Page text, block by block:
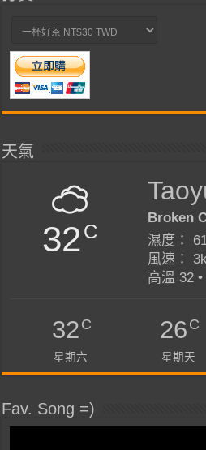
天氣
32C
Broken
濕度：
風速：
高溫 32
32C
星期六
26C
星期天
Fav. Song =)